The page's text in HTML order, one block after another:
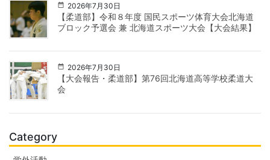
2026年7月30日
【柔道部】令和８年度 国民スポーツ体育大会北海道
ブロック予選会 兼 北海道スポーツ大会【大会結果】
2026年7月30日
【大会報告・柔道部】第76回北海道高等学校柔道大
会
Category